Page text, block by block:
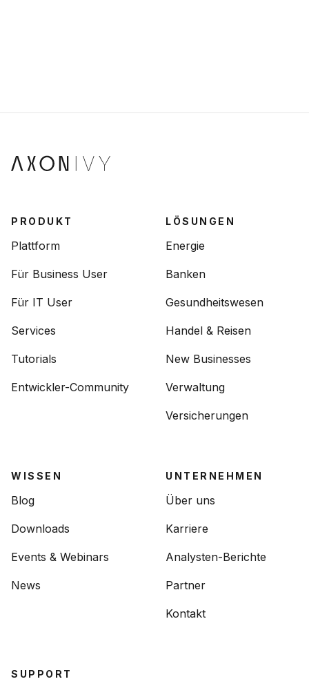
PRODUKT
Plattform
Für Business User
Für IT User
Services
Tutorials
Entwickler-Community
LÖSUNGEN
Energie
Banken
Gesundheitswesen
Handel & Reisen
New Businesses
Verwaltung
Versicherungen
WISSEN
Blog
Downloads
Events & Webinars
News
UNTERNEHMEN
Über uns
Karriere
Analysten-Berichte
Partner
Kontakt
SUPPORT